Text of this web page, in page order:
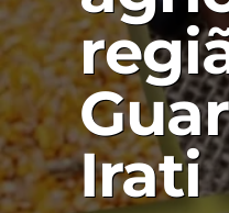
Irati